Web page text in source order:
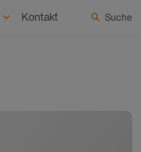
Land / Sprache wählen
Kontakt Suche